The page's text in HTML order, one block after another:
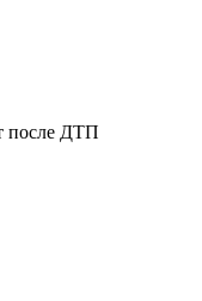
после ДТП